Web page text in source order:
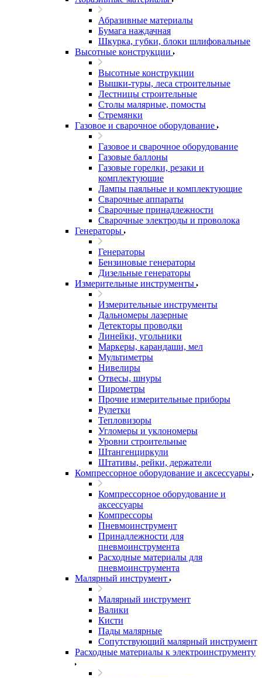
Абразивные материалы
Бумага наждачная
Шкурка, губки, блоки шлифовальные
Высотные конструкции
Высотные конструкции
Вышки-туры, леса строительные
Лестницы строительные
Столы малярные, помосты
Стремянки
Газовое и сварочное оборудование
Газовое и сварочное оборудование
Газовые баллоны
Газовые горелки, резаки и
комплектующие
Лампы паяльные и комплектующие
Сварочные аппараты
Сварочные принадлежности
Сварочные электроды и проволока
Генераторы
Генераторы
Бензиновые генераторы
Дизельные генераторы
Измерительные инструменты
Измерительные инструменты
Дальномеры лазерные
Детекторы проводки
Линейки, угольники
Маркеры, карандаши, мел
Мультиметры
Нивелиры
Отвесы, шнуры
Пирометры
Прочие измерительные приборы
Рулетки
Тепловизоры
Угломеры и уклономеры
Уровни строительные
Штангенциркули
Штативы, рейки, держатели
Компрессорное оборудование и аксессуары
Компрессорное оборудование и
аксессуары
Компрессоры
Пневмоинструмент
Принадлежности для
пневмоинструмента
Расходные материалы для
пневмоинструмента
Малярный инструмент
Малярный инструмент
Валики
Кисти
Пады малярные
Сопутствующий малярный инструмент
Расходные материалы к электроинструменту